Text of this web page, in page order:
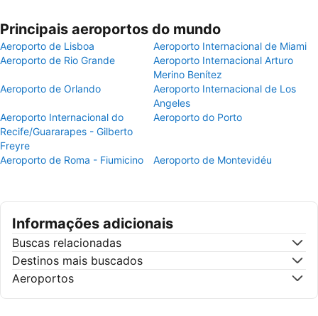
Principais aeroportos do mundo
Aeroporto de Lisboa
Aeroporto Internacional de Miami
Aeroporto de Rio Grande
Aeroporto Internacional Arturo
Merino Benítez
Aeroporto de Orlando
Aeroporto Internacional de Los
Angeles
Aeroporto Internacional do
Recife/Guararapes - Gilberto
Freyre
Aeroporto do Porto
Aeroporto de Roma - Fiumicino Aeroporto de Montevidéu
Informações adicionais
Buscas relacionadas
Destinos mais buscados
Aeroportos